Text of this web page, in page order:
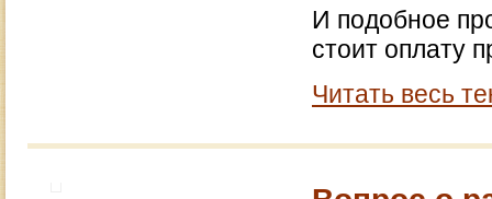
И подобное
стоит оплату
Читать весь